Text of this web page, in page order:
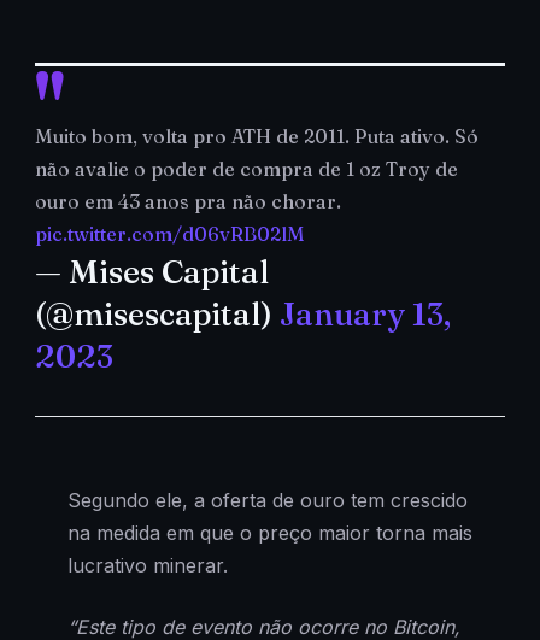
Muito bom, volta pro ATH de 2011. Puta ativo. Só
não avalie o poder de compra de 1 oz Troy de
ouro em 43 anos pra não chorar.
pic.twitter.com/d06vRB02lM
— Mises Capital
(@misescapital) January 13,
2023
Segundo ele, a oferta de ouro tem crescido
na medida em que o preço maior torna mais
lucrativo minerar.
“Este tipo de evento não ocorre no Bitcoin,